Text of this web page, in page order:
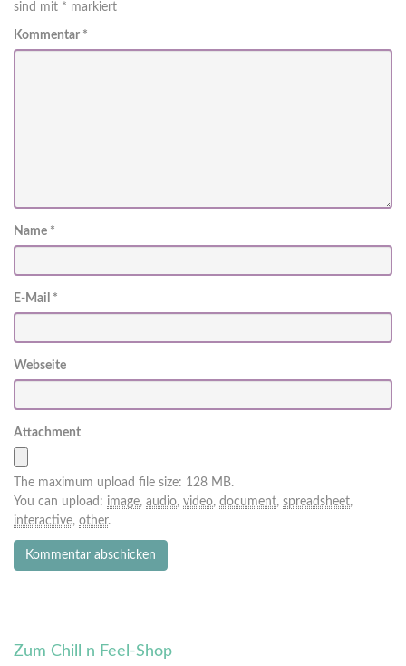
sind mit * markiert
Kommentar *
Name *
E-Mail *
Webseite
Attachment
The maximum upload file size: 128 MB.
You can upload: image, audio, video, document, spreadsheet,
interactive, other.
Zum Chill n Feel-Shop